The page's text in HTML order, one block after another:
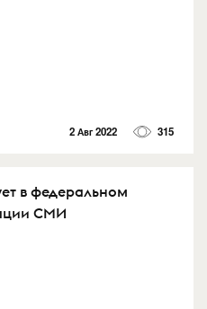
2 Авг 2022 315
в федеральном
СМИ